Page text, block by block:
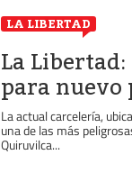
LA LIBERTAD
La
para nuevo
La actual carcelería,
una de las más
Quiruvilca...